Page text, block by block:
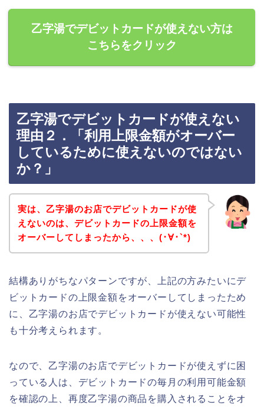
乙字湯でデビットカードが使えない方は
こちらをクリック
乙字湯でデビットカードが使えない
理由２．「利用上限金額がオーバー
しているために使えないのではない
か？」
実は、乙字湯のお店でデビットカードが使
えないのは、デビットカードの上限金額を
オーバーしてしまったから、、、(･∀･`*)
結構ありがちなパターンですが、上記の方みたいにデ
ビットカードの上限金額をオーバーしてしまったため
に、乙字湯のお店でデビットカードが使えない可能性
も十分考えられます。
なので、乙字湯のお店でデビットカードが使えずに困
っている人は、デビットカードの毎月の利用可能金額
を確認の上、再度乙字湯の商品を購入されることをオ